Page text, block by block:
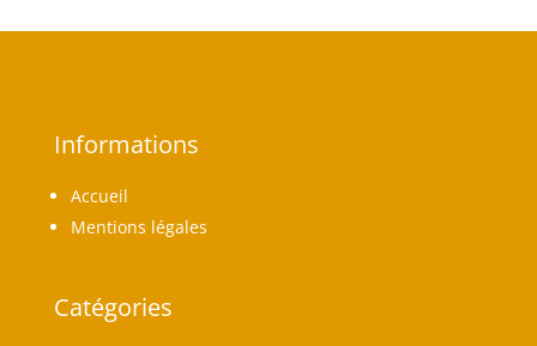
Informations
Accueil
Mentions légales
Catégories